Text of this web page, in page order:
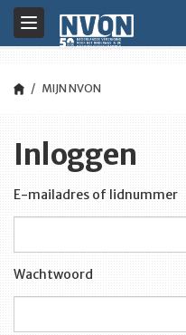
Toggle
navigation
MIJN NVON
Inloggen
E-mailadres of lidnummer
Wachtwoord